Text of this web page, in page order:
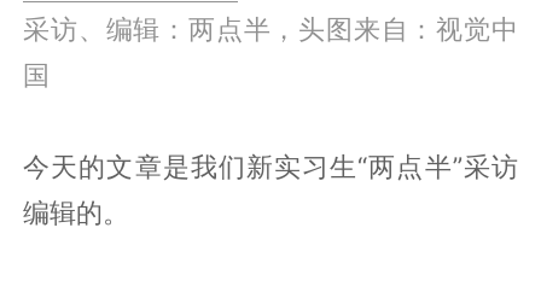
采访、编辑：两点半，头图来自：视觉中
国
今天的文章是我们新实习生“两点半”采访
编辑的。